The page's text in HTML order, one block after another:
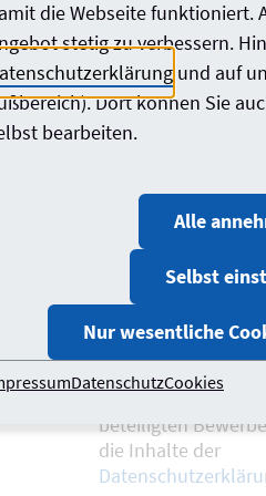
Nachname*
Ich habe die
genommen und
Ja, ich habe die
genommen.*
Ja, ich habe alle
beteiligten
die Inhalte der
die Webseite funktioniert.
stetig zu verbessern.
und auf
Dort können Sie
bearbeiten.
Alle
Selbst
Nur wesentliche
DatenschutzCookies